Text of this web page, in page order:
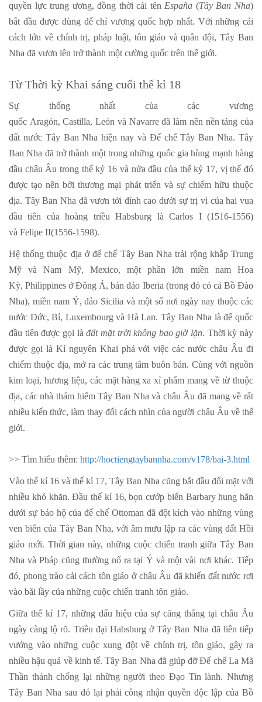
quyền lực trung ương, đồng thời cái tên España (Tây Ban Nha)
bắt đầu được dùng để chỉ vương quốc hợp nhất. Với những cải
cách lớn về chính trị, pháp luật, tôn giáo và quân đội, Tây Ban
Nha đã vươn lên trở thành một cường quốc trên thế giới.
Từ Thời kỳ Khai sáng cuối thế kỉ 18
Sự thống nhất của các vương
quốc Aragón, Castilla, León và Navarre đã làm nên nền tảng của
đất nước Tây Ban Nha hiện nay và Đế chế Tây Ban Nha. Tây
Ban Nha đã trở thành một trong những quốc gia hùng mạnh hàng
đầu châu Âu trong thế kỷ 16 và nửa đầu của thế kỷ 17, vị thế đó
được tạo nên bởi thương mại phát triển và sự chiếm hữu thuộc
địa. Tây Ban Nha đã vươn tới đỉnh cao dưới sự trị vì của hai vua
đầu tiên của hoàng triều Habsburg là Carlos I (1516-1556)
và Felipe II(1556-1598).
Hệ thống thuộc địa ở đế chế Tây Ban Nha trải rộng khắp Trung
Mỹ và Nam Mỹ, Mexico, một phần lớn miền nam Hoa
Kỳ, Philippines ở Đông Á, bán đảo Iberia (trong đó có cả Bồ Đào
Nha), miền nam Ý, đảo Sicilia và một số nơi ngày nay thuộc các
nước Đức, Bỉ, Luxembourg và Hà Lan. Tây Ban Nha là đế quốc
đầu tiên được gọi làđất mặt trời không bao giờ lặn. Thời kỳ này
được gọi là Kỉ nguyên Khai phá với việc các nước châu Âu đi
chiếm thuộc địa, mở ra các trung tâm buôn bán. Cùng với nguồn
kim loại, hương liệu, các mặt hàng xa xỉ phẩm mang về từ thuộc
địa, các nhà thám hiểm Tây Ban Nha và châu Âu đã mang về rất
nhiều kiến thức, làm thay đổi cách nhìn của người châu Âu về thế
giới.
>> Tìm hiểu thêm: http://hoctiengtaybannha.com/v178/bai-3.html
Vào thế kỉ 16 và thế kỉ 17, Tây Ban Nha cũng bắt đầu đối mặt với
nhiều khó khăn. Đầu thế kỉ 16, bọn cướp biển Barbary hung hãn
dưới sự bảo hộ của đế chế Ottoman đã đột kích vào những vùng
ven biển của Tây Ban Nha, với âm mưu lập ra các vùng đất Hồi
giáo mới. Thời gian này, những cuộc chiến tranh giữa Tây Ban
Nha và Pháp cũng thường nổ ra tại Ý và một vài nơi khác. Tiếp
đó, phong trào cải cách tôn giáo ở châu Âu đã khiến đất nước rơi
vào bãi lầy của những cuộc chiến tranh tôn giáo.
Giữa thế kỉ 17, những dấu hiệu của sự căng thẳng tại châu Âu
ngày càng lộ rõ. Triều đại Habsburg ở Tây Ban Nha đã liên tiếp
vướng vào những cuộc xung đột về chính trị, tôn giáo, gây ra
nhiều hậu quả về kinh tế. Tây Ban Nha đã giúp đỡ Đế chế La Mã
Thần thánh chống lại những người theo Đạo Tin lành. Nhưng
Tây Ban Nha sau đó lại phải công nhận quyền độc lập của Bồ